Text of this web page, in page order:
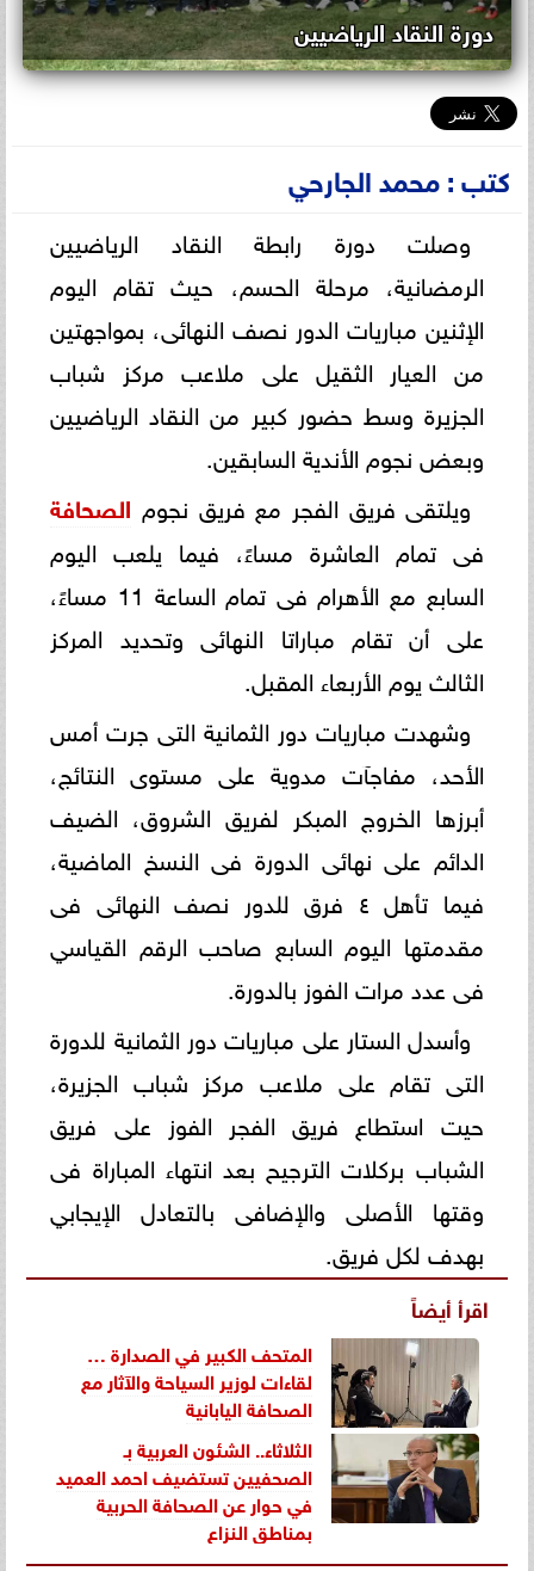
دورة النقاد الرياضيين
كتب : محمد الجارحي
وصلت دورة رابطة النقاد الرياضيين
الرمضانية، مرحلة الحسم، حيث تقام اليوم
الإثنين مباريات الدور نصف النهائى، بمواجهتين
من العيار الثقيل على ملاعب مركز شباب
الجزيرة وسط حضور كبير من النقاد الرياضيين
وبعض نجوم الأندية السابقين.
ويلتقى فريق الفجر مع فريق نجوم الصحافة
فى تمام العاشرة مساءً، فيما يلعب اليوم
السابع مع الأهرام فى تمام الساعة 11 مساءً،
على أن تقام مباراتا النهائى وتحديد المركز
الثالث يوم الأربعاء المقبل.
وشهدت مباريات دور الثمانية التى جرت أمس
الأحد، مفاجآت مدوية على مستوى النتائج،
أبرزها الخروج المبكر لفريق الشروق، الضيف
الدائم على نهائى الدورة فى النسخ الماضية،
فيما تأهل ٤ فرق للدور نصف النهائى فى
مقدمتها اليوم السابع صاحب الرقم القياسي
فى عدد مرات الفوز بالدورة.
وأسدل الستار على مباريات دور الثمانية للدورة
التى تقام على ملاعب مركز شباب الجزيرة،
حيت استطاع فريق الفجر الفوز على فريق
الشباب بركلات الترجيح بعد انتهاء المباراة فى
وقتها الأصلى والإضافى بالتعادل الإيجابي
بهدف لكل فريق.
اقرأ أيضاً
المتحف الكبير في الصدارة …
لقاءات لوزير السياحة والآثار مع
الصحافة اليابانية
الثلاثاء.. الشئون العربية بـ
الصحفيين تستضيف احمد العميد
في حوار عن الصحافة الحربية
بمناطق النزاع